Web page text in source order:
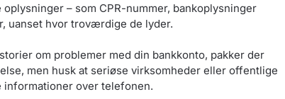
– som CPR-nummer, bankoplysninger
uanset hvor troværdige de lyder.
om problemer med din bankkonto, pakker der
men husk at seriøse virksomheder eller offentlige
informationer over telefonen.